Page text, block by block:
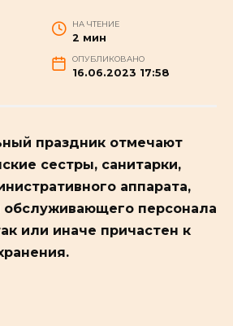
НА ЧТЕНИЕ
2 мин
ОПУБЛИКОВАНО
16.06.2023 17:58
праздник отмечают
сестры, санитарки,
аппарата,
обслуживающего персонала
или иначе причастен к